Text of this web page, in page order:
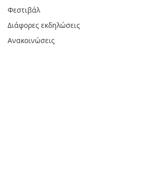
Φεστιβάλ
Διάφορες εκδηλώσεις
Ανακοινώσεις